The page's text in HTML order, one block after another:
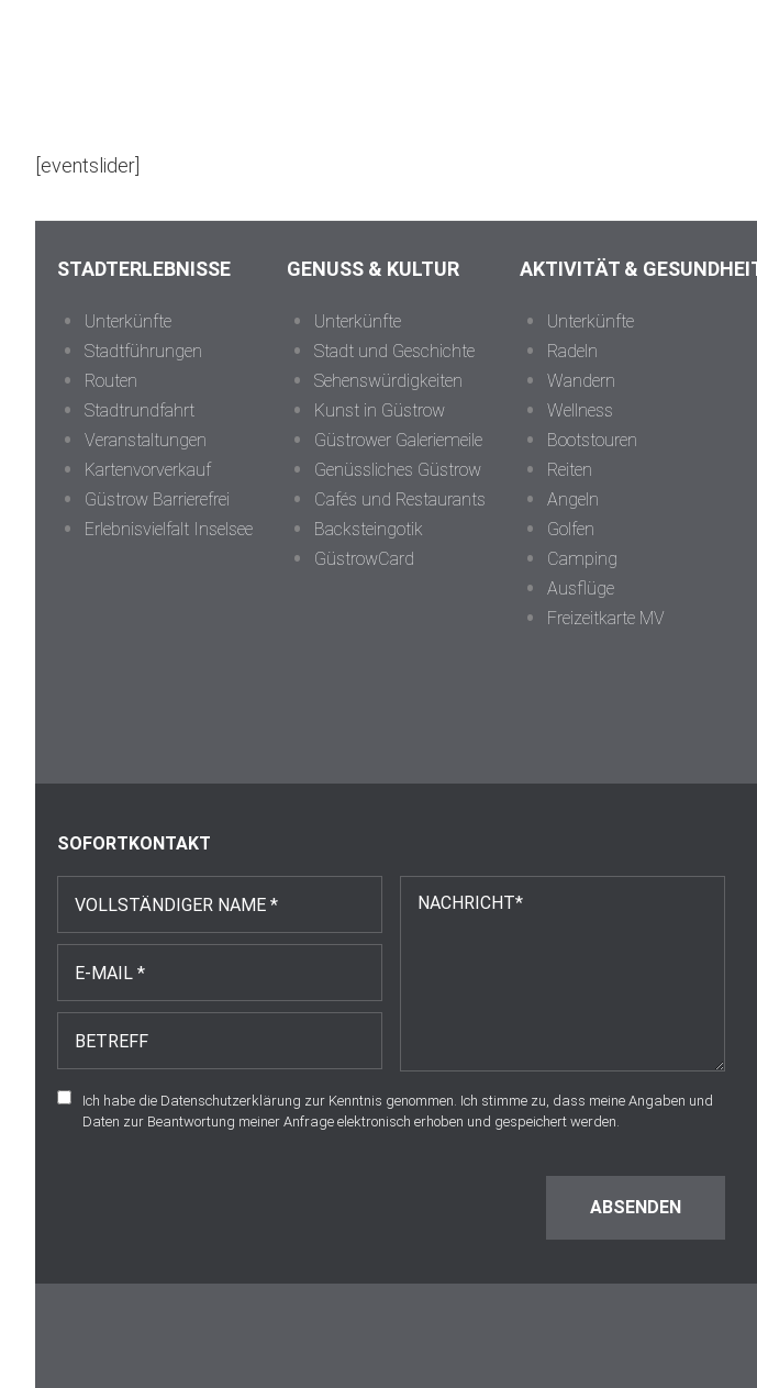
[eventslider]
Footer
STADTERLEBNISSE
Unterkünfte
Stadtführungen
Routen
Stadtrundfahrt
Veranstaltungen
Kartenvorverkauf
Güstrow Barrierefrei
Erlebnisvielfalt Inselsee
GENUSS & KULTUR
Unterkünfte
Stadt und Geschichte
Sehenswürdigkeiten
Kunst in Güstrow
Güstrower Galeriemeile
Genüssliches Güstrow
Cafés und Restaurants
Backsteingotik
GüstrowCard
AKTIVITÄT &
Unterkünfte
Radeln
Wandern
Wellness
Bootstouren
Reiten
Angeln
Golfen
Camping
Ausflüge
Freizeitkarte MV
SOFORTKONTAKT
Ich habe die Datenschutzerklärung zur Kenntnis genommen. Ich stimme zu, dass meine Angaben und
Daten zur Beantwortung meiner Anfrage elektronisch erhoben und gespeichert werden.